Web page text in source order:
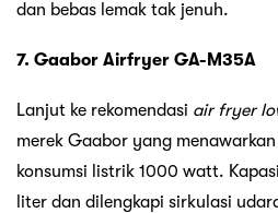
dan bebas lemak tak jenuh.
7. Gaabor Airfryer GA-M35A
Lanjut ke rekomendasi air fryer
merek Gaabor yang menawarkan
konsumsi listrik 1000 watt.
liter dan dilengkapi sirkulasi